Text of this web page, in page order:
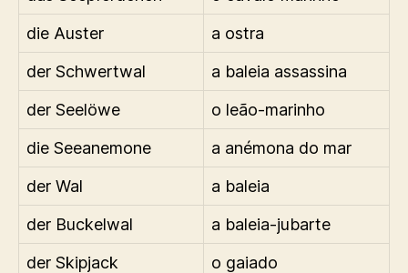
die Auster
a ostra
der Schwertwal
a baleia assassina
der Seelöwe
o leão-marinho
die Seeanemone
a anémona do mar
der Wal
a baleia
der Buckelwal
a baleia-jubarte
der Skipjack
o gaiado